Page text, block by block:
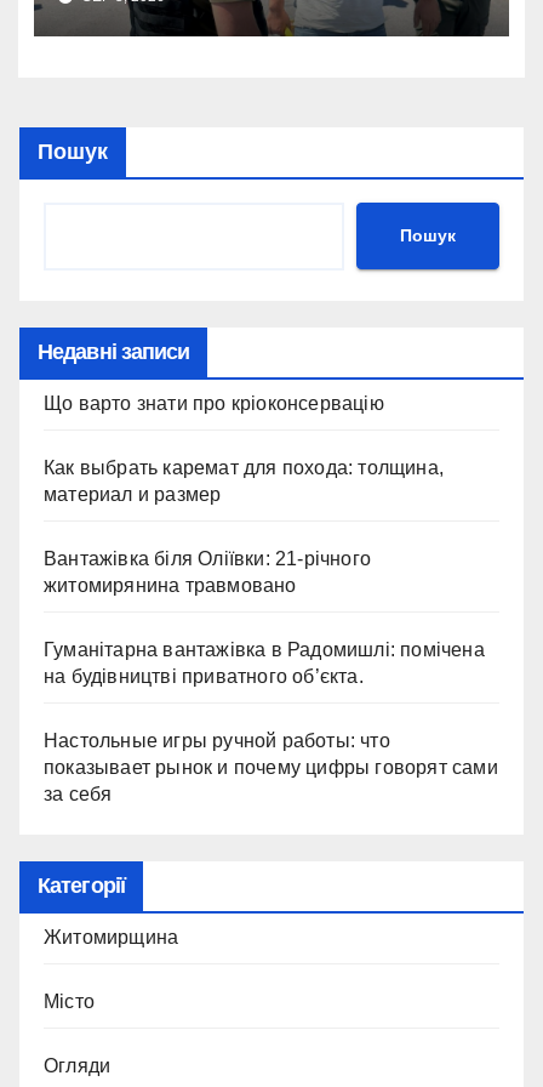
Пошук
Пошук
Недавні записи
Що варто знати про кріоконсервацію
Как выбрать каремат для похода: толщина,
материал и размер
Вантажівка біля Оліївки: 21-річного
житомирянина травмовано
Гуманітарна вантажівка в Радомишлі: помічена
на будівництві приватного об’єкта.
Настольные игры ручной работы: что
показывает рынок и почему цифры говорят сами
за себя
Категорії
Житомирщина
Місто
Огляди